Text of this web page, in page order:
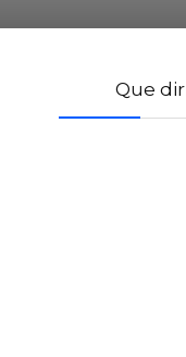
Que